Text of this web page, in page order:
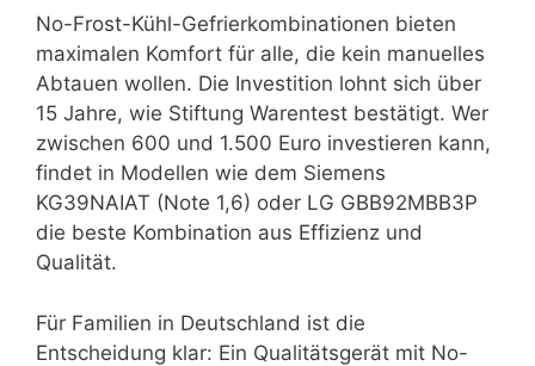
No-Frost-Kühl-Gefrierkombinationen bieten
maximalen Komfort für alle, die kein manuelles
Abtauen wollen. Die Investition lohnt sich über
15 Jahre, wie Stiftung Warentest bestätigt. Wer
zwischen 600 und 1.500 Euro investieren kann,
findet in Modellen wie dem Siemens
KG39NAIAT (Note 1,6) oder LG GBB92MBB3P
die beste Kombination aus Effizienz und
Qualität.
Für Familien in Deutschland ist die
Entscheidung klar: Ein Qualitätsgerät mit No-